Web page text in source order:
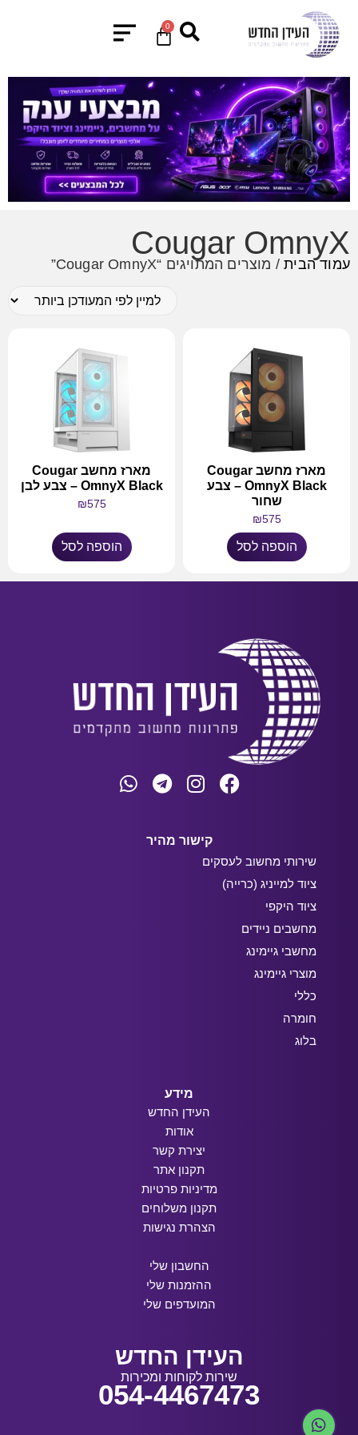
0
Cougar OmnyX
עמוד הבית/ מוצרים המתויגים “Cougar OmnyX”
מארז מחשב Cougar
OmnyX Black – צבע
שחור
₪575
הוספה לסל
מארז מחשב Cougar
OmnyX Black – צבע לבן
₪575
הוספה לסל
קישור מהיר
שירותי מחשוב לעסקים
ציוד למייניג (כרייה)
ציוד היקפי
מחשבים ניידים
מחשבי גיימינג
מוצרי גיימינג
כללי
חומרה
בלוג
מידע
העידן החדש
אודות
יצירת קשר
תקנון אתר
מדיניות פרטיות
תקנון משלוחים
הצהרת נגישות
החשבון שלי
ההזמנות שלי
המועדפים שלי
העידן החדש
שירות לקוחות ומכירות
054-4467473